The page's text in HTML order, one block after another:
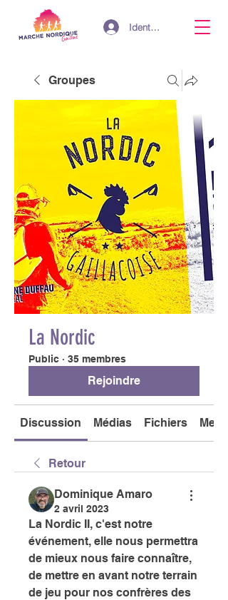
Identifiant
Groupes
La Nordic
Public · 35 membres
Rejoindre
Discussion Médias Fichiers
Retour
Dominique Amaro
2 avril 2023
La Nordic II, c'est notre
événement, elle nous permettra
de mieux nous faire connaître,
de mettre en avant notre terrain
de jeu pour nos confrères des